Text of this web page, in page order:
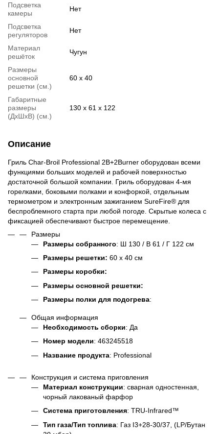
Подсветка
камеры
Нет
Подсветка
регуляторов
Нет
Материал
решёток
Чугун
Размеры
основной
решетки (см.)
60 х 40
Габаритные
размеры
(ДхШхВ) (см.)
130 х 61 х 122
Описание
Гриль Char-Broil Professional 2B+2Burner оборудован всеми
функциями больших моделей и рабочей поверхностью
достаточной большой компании. Гриль оборудован 4-мя
горелками, боковыми полками и конфоркой, отдельным
термометром и электронным зажиганием SureFire® для
беспроблемного старта при любой погоде. Скрытые колеса с
фиксацией обеспечивают быстрое перемещение.
Размеры
Размеры собранного: Ш 130 / В 61 / Г 122 см
Размеры решетки: 60 х 40 см
Размеры коробки:
Размеры основной решетки:
Размеры полки для подогрева:
Общая информация
Необходимость сборки: Да
Номер модели: 463245518
Название продукта: Professional
Конструкция и система приговления
Материал конструкции: сварная одностенная,
чорный лакованый фарфор
Система приготовления: TRU-Infrared™
Тип газа/Тип топлива: Газ I3+28-30/37, (LP/Бутан